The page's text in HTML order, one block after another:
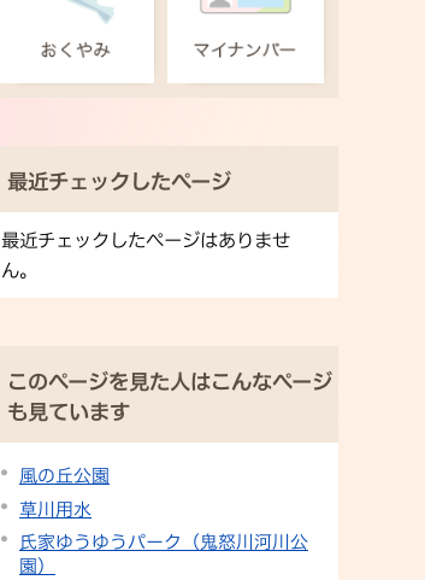
最近チェックしたページ
最近チェックしたページはありませ
ん。
このページを見た人はこんなページ
も見ています
風の丘公園
草川用水
氏家ゆうゆうパーク（鬼怒川河川公
園）